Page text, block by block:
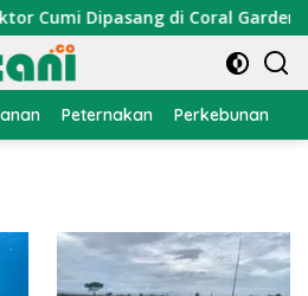
Dipasang di Coral Garden
Peternakan Perkebunan